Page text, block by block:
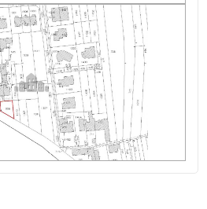
del tetto: buono
anno: ND autonomo
allacciabile
mslm: 340 mslm
Allacciata